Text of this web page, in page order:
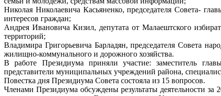
Николая Николаевича Касьяненко, председателя Совета-
интересов граждан;
Андрея Ивановича Кизил, депутата от Малаештского
территорий;
Владимира Григорьевича Барладян, председателя Совета
жилищно-коммунального и дорожного хозяйства.
В работе Президиума приняли участие: заместитель
представители муниципальных учреждений района,
Повестка дня Президиума Совета состояла из 15 вопросов.
Членами Президиума обсуждены результаты деятельности